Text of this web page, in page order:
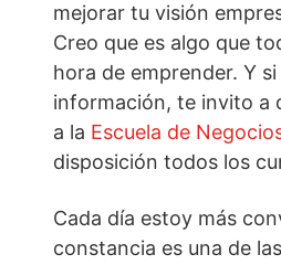
mejorar tu visión
Creo que es algo que
hora de emprender. Y
información, te invito a
a la Escuela de
disposición todos los
Cada día estoy más
constancia es una de